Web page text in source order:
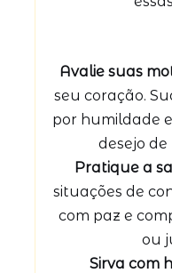
Avalie suas
seu coração.
por humildade
desejo
Pratique a
situações de
com paz e
ou
Sirva com